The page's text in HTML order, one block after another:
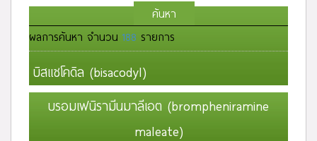
ค้นหา
ผลการค้นหา จำนวน188 รายการ
บิสแซโคดิล (bisacodyl)
บรอมเฟนิรามีนมาลีเอต (brompheniramine
maleate)